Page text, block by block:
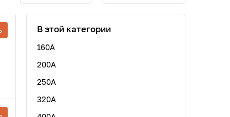
В этой категории
160A
200А
250А
320А